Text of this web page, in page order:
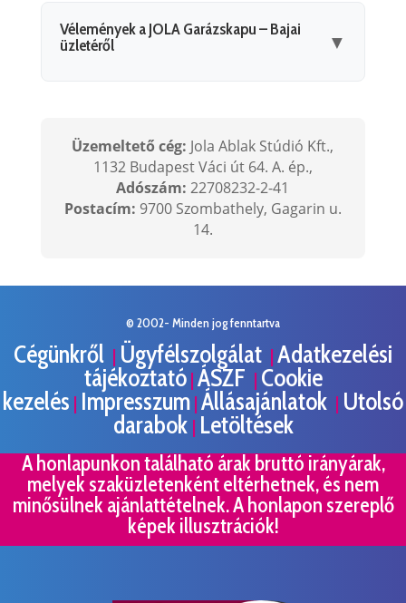
Vélemények a JOLA Garázskapu – Bajai
üzletéről
▼
Üzemeltető cég: Jola Ablak Stúdió Kft.,
1132 Budapest Váci út 64. A. ép.,
Adószám: 22708232-2-41
Postacím: 9700 Szombathely, Gagarin u.
14.
© 2002- Minden jog fenntartva
Cégünkről Ügyfélszolgálat Adatkezelési
tájékoztató| ÁSZF Cookie
kezelés Impresszum Állásajánlatok Utolsó
darabok Letöltések
A honlapunkon található árak bruttó irányárak,
melyek szaküzletenként eltérhetnek, és nem
minősülnek ajánlattételnek. A honlapon szereplő
képek illusztrációk!